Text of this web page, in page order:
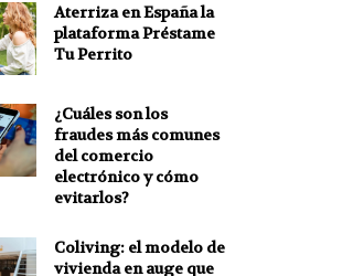
Aterriza en España la
plataforma Préstame
Tu Perrito
¿Cuáles son los
fraudes más comunes
del comercio
electrónico y cómo
evitarlos?
Coliving: el modelo de
vivienda en auge que